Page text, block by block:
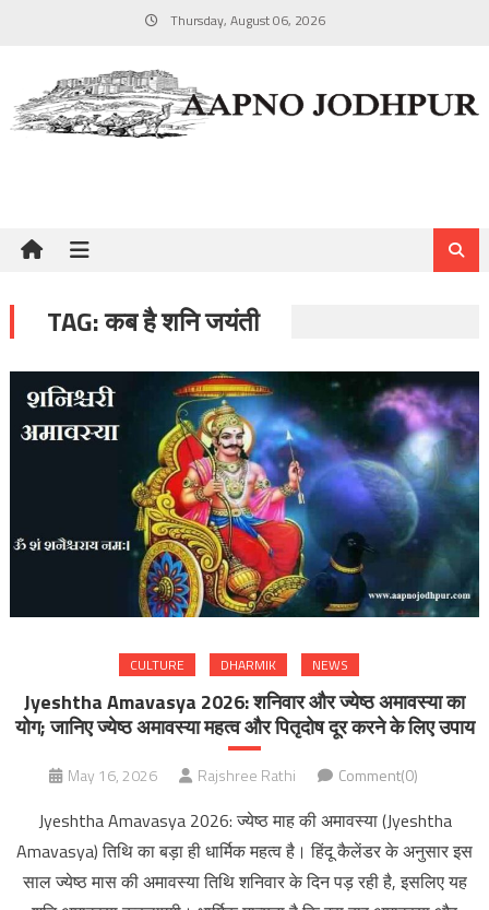
Thursday, August 06, 2026
TAG:कब है शनि जयंती
CULTURE DHARMIK NEWS
Jyeshtha Amavasya 2026: शनिवार और ज्येष्ठ अमावस्या का
योग; जानिए ज्येष्ठ अमावस्या महत्व और पितृदोष दूर करने के लिए उपाय
May 16, 2026 Rajshree Rathi Comment(0)
Jyeshtha Amavasya 2026: ज्येष्ठ माह की अमावस्या (Jyeshtha
Amavasya) तिथि का बड़ा ही धार्मिक महत्व है। हिंदू कैलेंडर के अनुसार इस
साल ज्येष्ठ मास की अमावस्या तिथि शनिवार के दिन पड़ रही है, इसलिए यह